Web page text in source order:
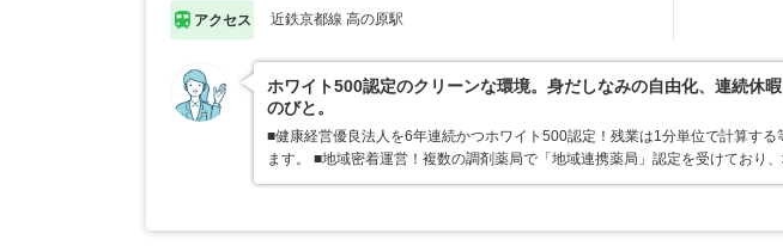
アクセス 近鉄京都線 高の原駅
ホワイト500認定のクリーンな環境。身だしなみの自由化、連続休
のびと。
■健康経営優良法人を6年連続かつホワイト500認定！残業は1分単位で計算す
ます。 ■地域密着運営！複数の調剤薬局で「地域連携薬局」認定を受けており